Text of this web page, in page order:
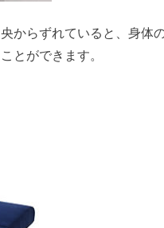
からずれていると、身体
とができます。